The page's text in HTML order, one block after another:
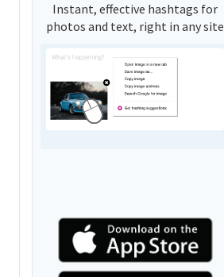
Instant, effective hashtags for
photos and text, right in any site